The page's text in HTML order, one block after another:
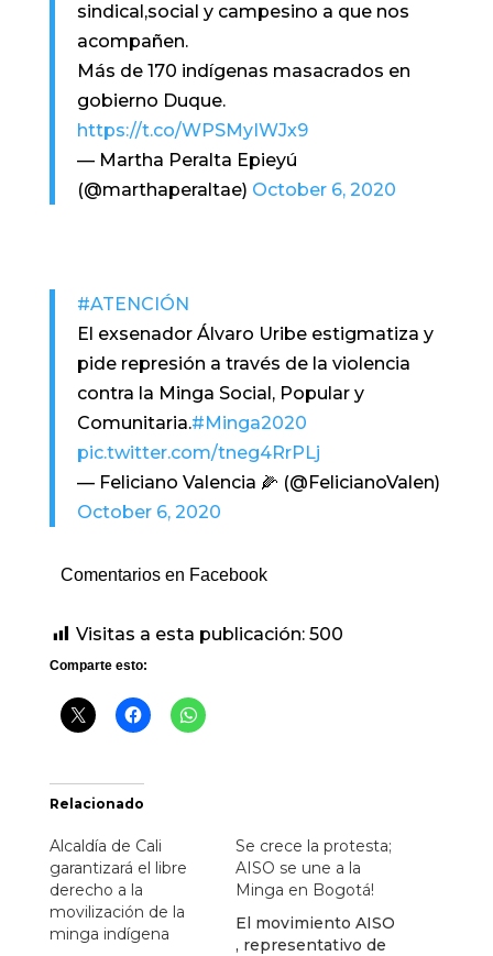
sindical,social y campesino a que nos
acompañen.
Más de 170 indígenas masacrados en
gobierno Duque.
https://t.co/WPSMyIWJx9
— Martha Peralta Epieyú
(@marthaperaltae) October 6, 2020
#ATENCIÓN
El exsenador Álvaro Uribe estigmatiza y
pide represión a través de la violencia
contra la Minga Social, Popular y
Comunitaria.#Minga2020
pic.twitter.com/tneg4RrPLj
— Feliciano Valencia 🌽 (@FelicianoValen)
October 6, 2020
Comentarios en Facebook
Visitas a esta publicación: 500
Comparte esto:
Relacionado
Alcaldía de Cali
garantizará el libre
derecho a la
movilización de la
minga indígena
Se crece la protesta;
AISO se une a la
Minga en Bogotá!
El movimiento AISO
, representativo de